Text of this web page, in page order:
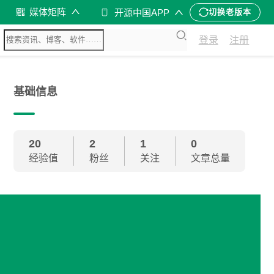
媒体矩阵 开源中国APP 切换老版本
登录 注册
基础信息
20
经验值
2
粉丝
1
关注
0
文章总量